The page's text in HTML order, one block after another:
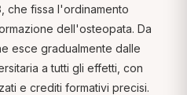
, che fissa l'ordinamento
dell'osteopata. Da
esce gradualmente dalle
a tutti gli effetti, con
e crediti formativi precisi.